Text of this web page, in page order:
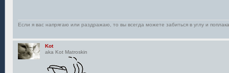
е
Если я вас напрягаю или раздражаю, то вы всегда можете забиться в углу и
Kot
aka Kot Matroskin